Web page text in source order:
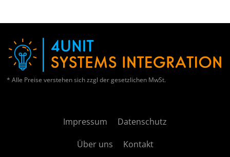
* Alle Preise verstehen sich zzgl der gesetzlichen MwSt.
Impressum
Datenschutz
Über uns
Kontakt